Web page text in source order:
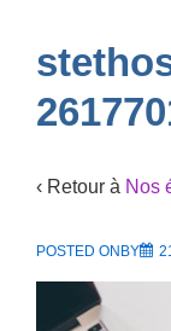
‹ Retour à Nos
POSTED ONBY